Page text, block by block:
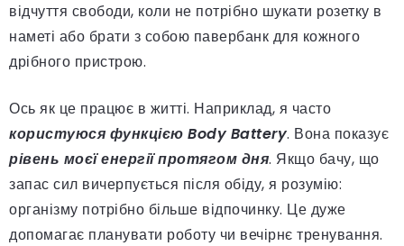
відчуття свободи, коли не потрібно шукати розетку в
наметі або брати з собою павербанк для кожного
дрібного пристрою.
Ось як це працює в житті. Наприклад, я часто
користуюся функцією Body Battery. Вона показує
рівень моєї енергії протягом дня. Якщо бачу, що
запас сил вичерпується після обіду, я розумію:
організму потрібно більше відпочинку. Це дуже
допомагає планувати роботу чи вечірнє тренування.